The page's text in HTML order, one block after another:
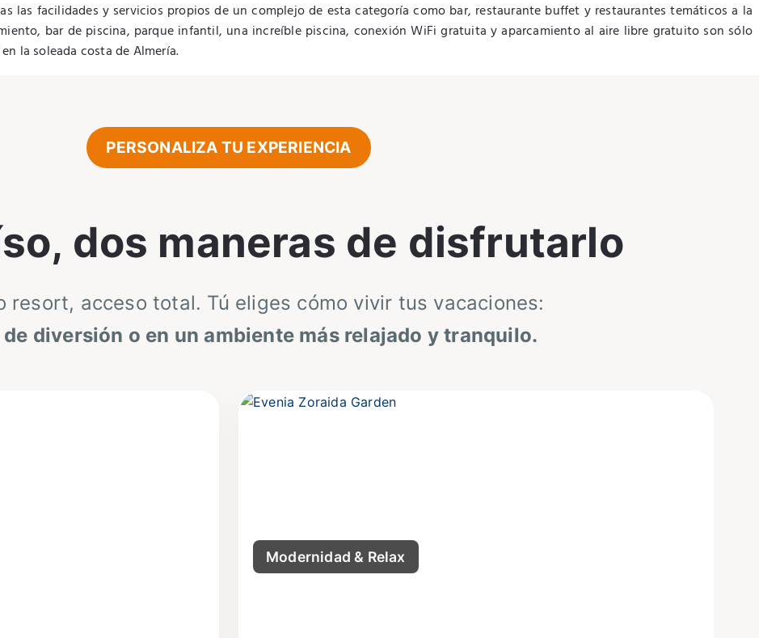
las facilidades y servicios propios de un complejo de esta categoría como bar, restaurante buffet y restaurantes temáticos a la
bar de piscina, parque infantil, una increíble piscina, conexión WiFi gratuita y aparcamiento al aire libre gratuito son sólo
la soleada costa de Almería.
PERSONALIZA TU EXPERIENCIA
dos maneras de disfrutarlo
resort, acceso total. Tú eliges cómo vivir tus vacaciones:
de diversión o en un ambiente más relajado y tranquilo.
Modernidad & Relax